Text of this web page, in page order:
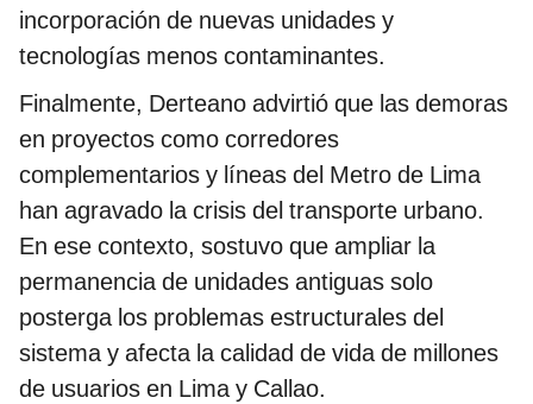
incorporación de nuevas unidades y
tecnologías menos contaminantes.
Finalmente, Derteano advirtió que las demoras
en proyectos como corredores
complementarios y líneas del Metro de Lima
han agravado la crisis del transporte urbano.
En ese contexto, sostuvo que ampliar la
permanencia de unidades antiguas solo
posterga los problemas estructurales del
sistema y afecta la calidad de vida de millones
de usuarios en Lima y Callao.